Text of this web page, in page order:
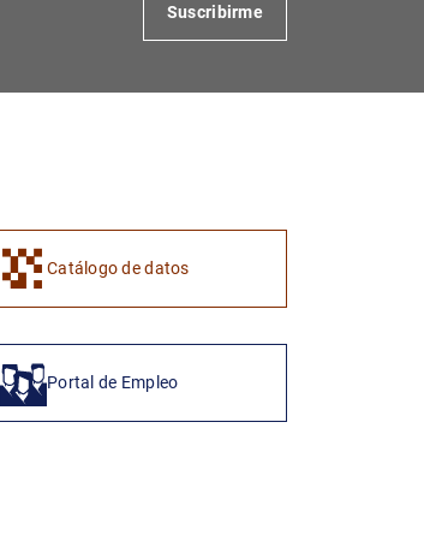
1 2
Suscribirme
Catálogo de datos
Portal de Empleo